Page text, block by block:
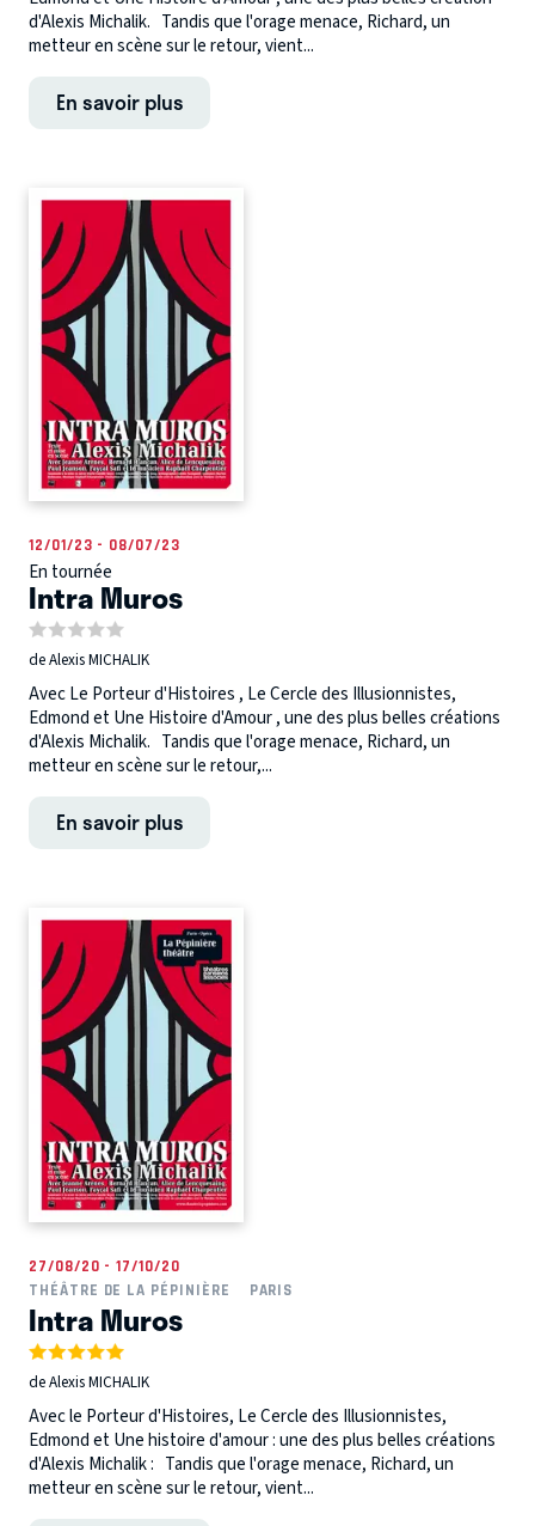
d'Alexis Michalik. Tandis que l'orage menace, Richard, un
metteur en scène sur le retour, vient...
En savoir plus
12/01/23 - 08/07/23
En tournée
Intra Muros
de Alexis MICHALIK
Avec Le Porteur d'Histoires , Le Cercle des Illusionnistes,
Edmond et Une Histoire d'Amour , une des plus belles créations
d'Alexis Michalik. Tandis que l'orage menace, Richard, un
metteur en scène sur le retour,...
En savoir plus
27/08/20 - 17/10/20
THÉÂTRE DE LA PÉPINIÈRE
PARIS
Intra Muros
de Alexis MICHALIK
Avec le Porteur d'Histoires, Le Cercle des Illusionnistes,
Edmond et Une histoire d'amour : une des plus belles créations
d'Alexis Michalik : Tandis que l'orage menace, Richard, un
metteur en scène sur le retour, vient...